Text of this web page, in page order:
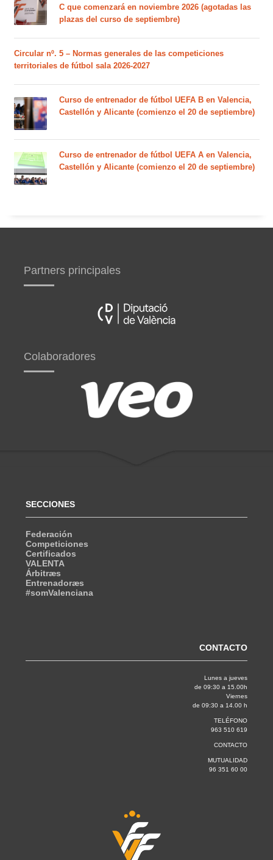
C que comenzará en noviembre 2026 (agotadas las
plazas del curso de septiembre)
Circular nº. 5 – Normas generales de las competiciones
territoriales de fútbol sala 2026-2027
Curso de entrenador de fútbol UEFA B en Valencia,
Castellón y Alicante (comienzo el 20 de septiembre)
Curso de entrenador de fútbol UEFA A en Valencia,
Castellón y Alicante (comienzo el 20 de septiembre)
Partners principales
Colaboradores
SECCIONES
Federación
Competiciones
Certificados
VALENTA
Árbitræs
Entrenadoræs
#somValenciana
CONTACTO
Lunes a jueves
de 09:30 a 15.00h
Viernes
de 09:30 a 14.00 h
TELÉFONO
963 510 619
CONTACTO
MUTUALIDAD
96 351 60 00